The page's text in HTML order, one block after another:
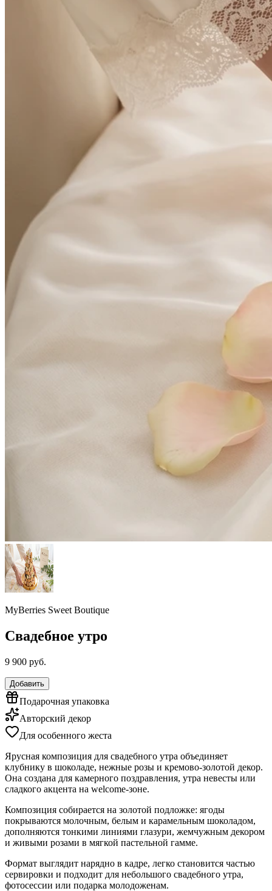
MyBerries Sweet Boutique
Свадебное утро
9 900 руб.
Добавить
Подарочная упаковка
Авторский декор
Для особенного жеста
Ярусная композиция для свадебного утра объединяет
клубнику в шоколаде, нежные розы и кремово-золотой декор.
Она создана для камерного поздравления, утра невесты или
сладкого акцента на welcome-зоне.
Композиция собирается на золотой подложке: ягоды
покрываются молочным, белым и карамельным шоколадом,
дополняются тонкими линиями глазури, жемчужным декором
и живыми розами в мягкой пастельной гамме.
Формат выглядит нарядно в кадре, легко становится частью
сервировки и подходит для небольшого свадебного утра,
фотосессии или подарка молодоженам.